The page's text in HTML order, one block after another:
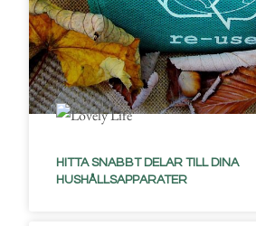
HITTA SNABBT DELAR TILL DINA
HUSHÅLLSAPPARATER